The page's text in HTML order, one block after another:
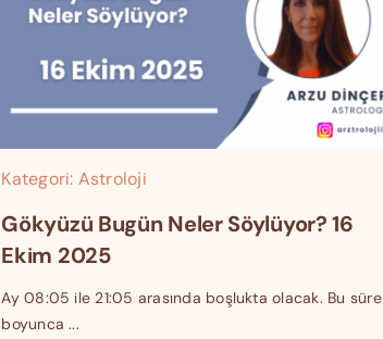
Kategori: Astroloji
Gökyüzü Bugün Neler Söylüyor? 16
Ekim 2025
Ay 08:05 ile 21:05 arasında boşlukta olacak. Bu süre
boyunca ...